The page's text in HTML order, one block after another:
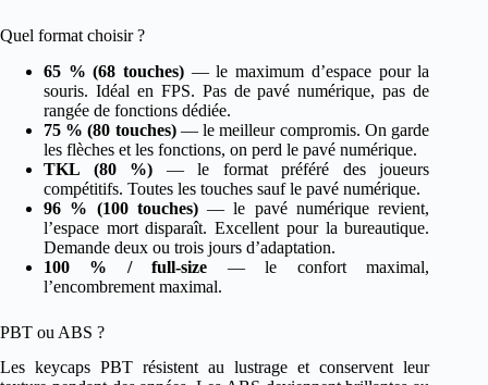
Quel format choisir ?
65 % (68 touches) — le maximum d’espace pour la
souris. Idéal en FPS. Pas de pavé numérique, pas de
rangée de fonctions dédiée.
75 % (80 touches)— le meilleur compromis. On garde
les flèches et les fonctions, on perd le pavé numérique.
TKL (80 %) — le format préféré des joueurs
compétitifs. Toutes les touches sauf le pavé numérique.
96 % (100 touches)— le pavé numérique revient,
l’espace mort disparaît. Excellent pour la bureautique.
Demande deux ou trois jours d’adaptation.
100 % / full-size — le confort maximal,
l’encombrement maximal.
PBT ou ABS ?
Les keycaps PBT résistent au lustrage et conservent leur